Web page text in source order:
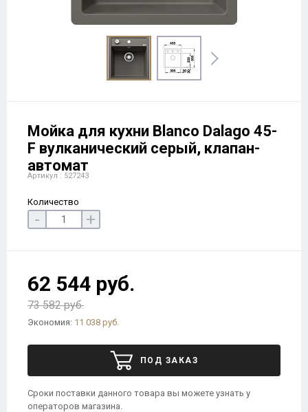
Мойка для кухни Blanco Dalago 45-
F вулканический серый, клапан-
автомат
Артикул : 527243
Количество
- +
62 544 руб.
73 582 руб.
Экономия: 11 038 руб.
ПОД ЗАКАЗ
Сроки поставки данного товара вы можете узнать у
операторов магазина.